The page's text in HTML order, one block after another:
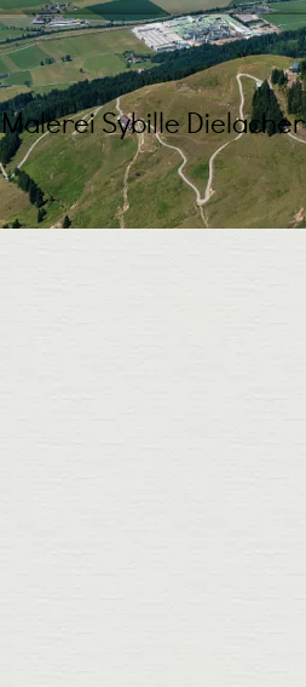
Malerei Sybille Dielacher